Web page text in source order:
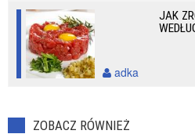
JAK
adka
ZOBACZ RÓWNIEŻ